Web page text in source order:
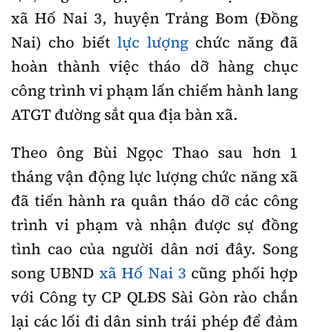
Nhà thầu
Mời thầu - Đấu thầu
Thi viết về GTVT
Gương sáng giao thông
Âm nhạc
Hậu trường sao
360 độ thể thao
Sản phẩm mới
Tư vấn
Thế giới
Thời sự Quốc tế
Hồ sơ tài liệu
Thế giới giao thông
Thế giới xây dựng
Đi ++
Du lịch
Khám phá
Lối sống
Ẩm thực
Video
Thời sự
Khám phá
Camera giao thông
Câu chuyện giao thông
Giải trí - Thể thao
Cơ quan chủ quản: Bộ Xây dựng
Giấy phép số: 03/GP-BVHTTDL, cấp ngày 1/4/2025.
Tòa soạn: Số 2 Nguyễn Công Hoan, phường Giảng Võ,
Hà Nội.
Tổng biên tập: Nguyễn Thị Hồng Nga
xã Hố Nai 3, huyện Trảng Bom (Đồng
Nai) cho biếtlực lượngchức năng đã
hoàn thành việc tháo dỡ hàng chục
công trình vi phạm lấn chiếm hành lang
ATGT đường sắt qua địa bàn xã.
Theo ông Bùi Ngọc Thao sau hơn 1
tháng vận động lực lượng chức năng xã
đã tiến hành ra quân tháo dỡ các công
trình vi phạm và nhận được sự đồng
tình cao của người dân nơi đây. Song
song UBND xã Hố Nai 3 cũng phối hợp
với Công ty CP QLĐS Sài Gòn rào chắn
lại các lối đi dân sinh trái phép để đảm